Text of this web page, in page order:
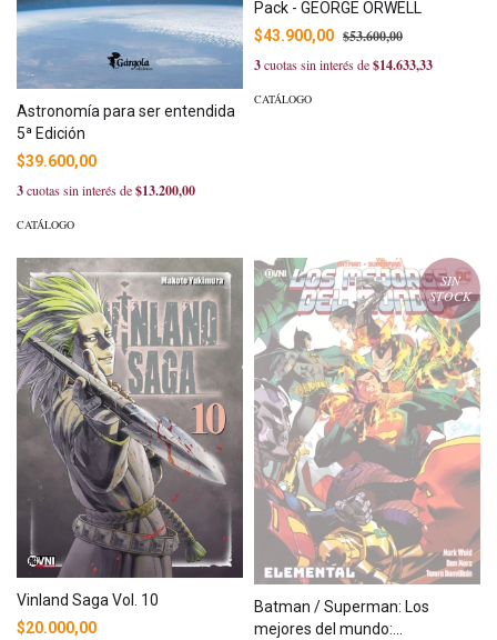
Astronomía para ser entendida
5ª Edición
$39.600,00
3cuotas sin interés de$13.200,00
CATÁLOGO
Pack - GEORGE ORWELL
$43.900,00 $53.600,00
3cuotas sin interés de$14.633,33
CATÁLOGO
Vinland Saga Vol. 10
$20.000,00
SIN
STOCK
Batman / Superman: Los
mejores del mundo: